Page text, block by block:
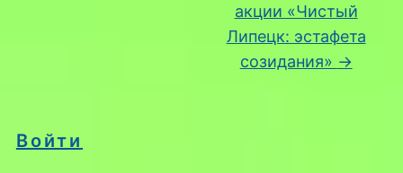
Войти
акции «Чистый
Липецк: эстафета
созидания» →